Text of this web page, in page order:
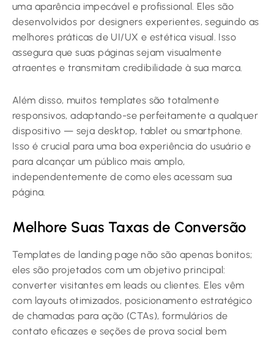
uma aparência impecável e profissional. Eles são
desenvolvidos por designers experientes, seguindo as
melhores práticas de UI/UX e estética visual. Isso
assegura que suas páginas sejam visualmente
atraentes e transmitam credibilidade à sua marca.
Além disso, muitos templates são totalmente
responsivos, adaptando-se perfeitamente a qualquer
dispositivo — seja desktop, tablet ou smartphone.
Isso é crucial para uma boa experiência do usuário e
para alcançar um público mais amplo,
independentemente de como eles acessam sua
página.
Melhore Suas Taxas de Conversão
Templates de landing page não são apenas bonitos;
eles são projetados com um objetivo principal:
converter visitantes em leads ou clientes. Eles vêm
com layouts otimizados, posicionamento estratégico
de chamadas para ação (CTAs), formulários de
contato eficazes e seções de prova social bem